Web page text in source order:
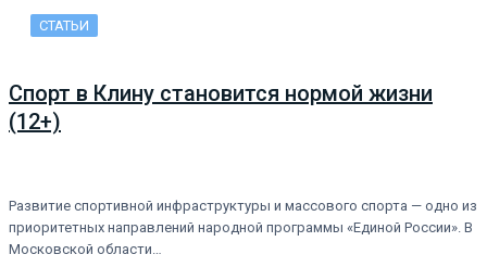
СТАТЬИ
Спорт в Клину становится нормой жизни
(12+)
Развитие спортивной инфраструктуры и массового спорта — одно из
приоритетных направлений народной программы «Единой России». В
Московской области…